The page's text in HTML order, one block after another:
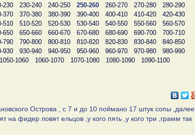
230 230-240 240-250 250-260 260-270 270-280
280-290
370 370-380 380-390 390-400 400-410 410-420
420-430
510 510-520 520-530 530-540 540-550 550-560
560-570
650 650-660 660-670 670-680 680-690 690-700
700-710
790 790-800 800-810 810-820 820-830 830-840
840-850
930 930-940 940-950 950-960 960-970 970-980
980-990
1050-1060 1060-1070 1070-1080 1080-1090
1090-1100
Острова , с 7 и до 10 поймано 17 штук сопы ,далее
фидер ловят ельцов ,у кого пять ,у кого три ,грамм так